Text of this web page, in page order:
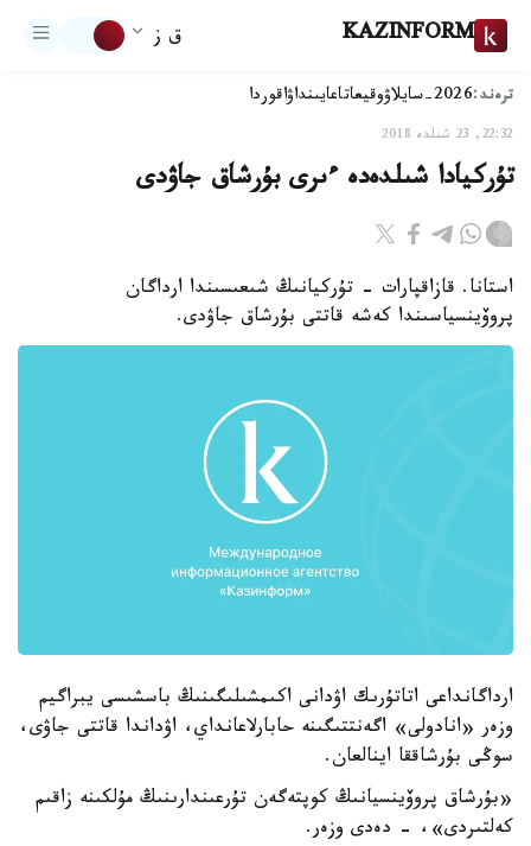
KAZINFORM ق ز
ترەند:2026-سايلاۋ وقيعاتاعايىنداۋاقوردا
22:32, 23 شىلدە 2018
تۇركيادا شىلدەدە ءىرى بۇرشاق جاۋدى
استانا. قازاقپارات - تۇركيانىڭ شىعىسىندا ارداگان
پروۆينسياسىندا كەشە قاتتى بۇرشاق جاۋدى.
ارداگانداعى اتاتۇرىك اۋدانى اكىمشىلىگىنىڭ باسشىسى يبراگيم
وزەر «انادولى» اگەنتتىگىنە حابارلاعانداي، اۋداندا قاتتى جاۋى،
سوڭى بۇرشاققا اينالعان.
«بۇرشاق پروۆينسيانىڭ كوپتەگەن تۇرعىندارىنىڭ مۇلكىنە زاقىم
كەلتىردى»، - دەدى وزەر.